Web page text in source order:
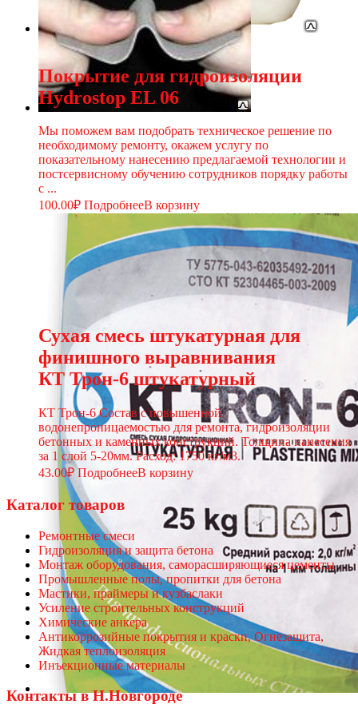
Покрытие для гидроизоляции
Hydrostop EL 06
Мы поможем вам подобрать техническое решение по
необходимому ремонту, окажем услугу по
показательному нанесению предлагаемой технологии и
постсервисному обучению сотрудников порядку работы
с ...
100.00₽ ПодробнееВ корзину
Сухая смесь штукатурная для
финишного выравнивания
КТ Трон-6 штукатурный
КТ Трон-6 Состав с повышенной
водонепроницаемостью для ремонта, гидроизоляции
бетонных и каменных конструкций. Толщина нанесения
за 1 слой 5-20мм. Расход: 1750 кг/м3.
43.00₽ ПодробнееВ корзину
Каталог товаров
Ремонтные смеси
Гидроизоляция и защита бетона
Монтаж оборудования, саморасширяющиеся цементы
Промышленные полы, пропитки для бетона
Мастики, праймеры и кузбаслаки
Усиление строительных конструкций
Химические анкера
Антикоррозийные покрытия и краски, Огнезащита,
Жидкая теплоизоляция
Инъекционные материалы
Контакты в Н.Новгороде